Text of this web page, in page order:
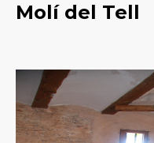
Molí del Tell